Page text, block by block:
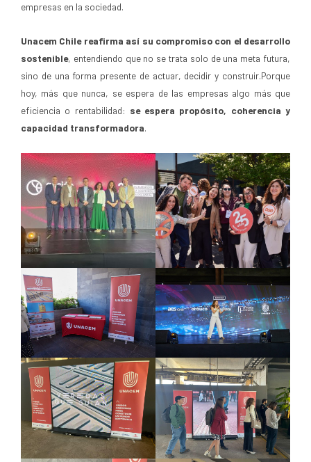
empresas en la sociedad.
Unacem Chile reafirma así su compromiso con el desarrollo
sostenible, entendiendo que no se trata solo de una meta futura,
sino de una forma presente de actuar, decidir y construir.Porque
hoy, más que nunca, se espera de las empresas algo más que
eficiencia o rentabilidad: se espera propósito, coherencia y
capacidad transformadora.